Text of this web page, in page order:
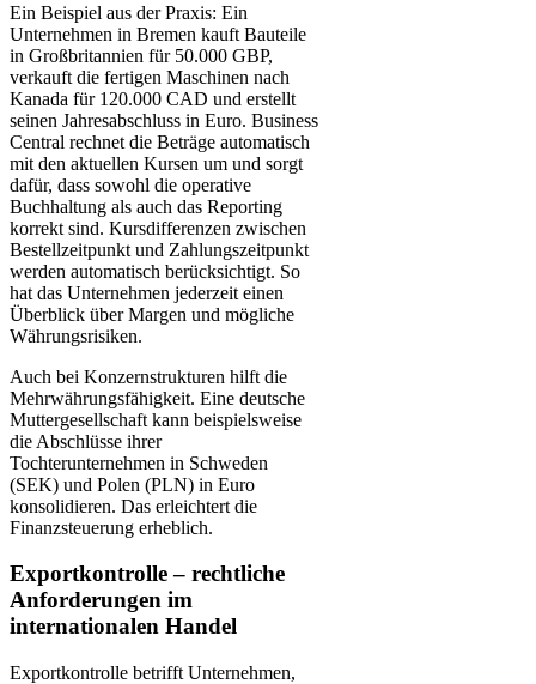
Ein Beispiel aus der Praxis: Ein
Unternehmen in Bremen kauft Bauteile
in Großbritannien für 50.000 GBP,
verkauft die fertigen Maschinen nach
Kanada für 120.000 CAD und erstellt
seinen Jahresabschluss in Euro. Business
Central rechnet die Beträge automatisch
mit den aktuellen Kursen um und sorgt
dafür, dass sowohl die operative
Buchhaltung als auch das Reporting
korrekt sind. Kursdifferenzen zwischen
Bestellzeitpunkt und Zahlungszeitpunkt
werden automatisch berücksichtigt. So
hat das Unternehmen jederzeit einen
Überblick über Margen und mögliche
Währungsrisiken.
Auch bei Konzernstrukturen hilft die
Mehrwährungsfähigkeit. Eine deutsche
Muttergesellschaft kann beispielsweise
die Abschlüsse ihrer
Tochterunternehmen in Schweden
(SEK) und Polen (PLN) in Euro
konsolidieren. Das erleichtert die
Finanzsteuerung erheblich.
Exportkontrolle – rechtliche
Anforderungen im
internationalen Handel
Exportkontrolle betrifft Unternehmen,